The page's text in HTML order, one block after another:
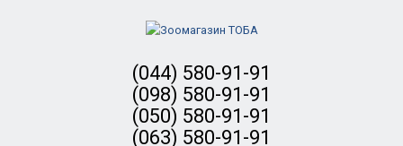
(044) 580-91-91
(098) 580-91-91
(050) 580-91-91
(063) 580-91-91